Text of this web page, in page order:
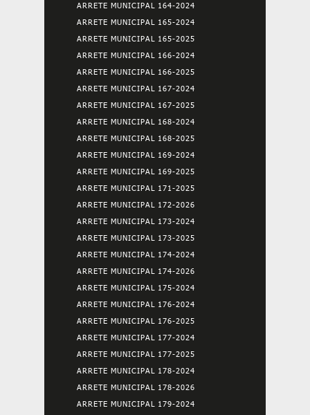
ARRETE MUNICIPAL 164-2024
ARRETE MUNICIPAL 165-2024
ARRETE MUNICIPAL 165-2025
ARRETE MUNICIPAL 166-2024
ARRETE MUNICIPAL 166-2025
ARRETE MUNICIPAL 167-2024
ARRETE MUNICIPAL 167-2025
ARRETE MUNICIPAL 168-2024
ARRETE MUNICIPAL 168-2025
ARRETE MUNICIPAL 169-2024
ARRETE MUNICIPAL 169-2025
ARRETE MUNICIPAL 171-2025
ARRETE MUNICIPAL 172-2026
ARRETE MUNICIPAL 173-2024
ARRETE MUNICIPAL 173-2025
ARRETE MUNICIPAL 174-2024
ARRETE MUNICIPAL 174-2026
ARRETE MUNICIPAL 175-2024
ARRETE MUNICIPAL 176-2024
ARRETE MUNICIPAL 176-2025
ARRETE MUNICIPAL 177-2024
ARRETE MUNICIPAL 177-2025
ARRETE MUNICIPAL 178-2024
ARRETE MUNICIPAL 178-2026
ARRETE MUNICIPAL 179-2024